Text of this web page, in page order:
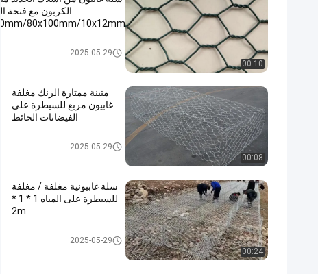
00:10
الكربون مع فتحة
80x100mm/10x12mm
2025-05-29
00:08
متينة ممتازة الزنك مغلفة
غابيون مربع للسيطرة على
الفيضانات الحائط
2025-05-29
00:24
سلة غابيونية مغلفة / مغلفة
للسيطرة على المياه 1 * 1 *
2m
2025-05-29